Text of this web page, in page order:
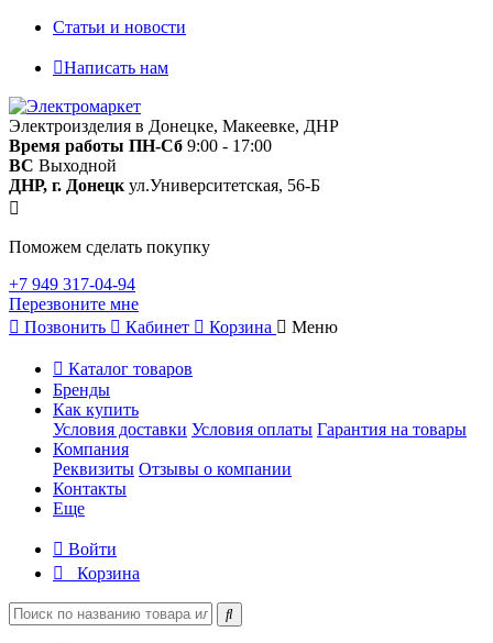
Статьи и новости
Написать нам
Электроизделия в Донецке, Макеевке, ДНР
Время работы ПН-Сб 9:00 - 17:00
ВС Выходной
ДНР, г. Донецк ул.Университетская, 56-Б
Поможем сделать покупку
+7 949 317-04-94
Перезвоните мне
Позвонить
Кабинет Корзина Меню
Каталог товаров
Бренды
Как купить
Условия доставки Условия оплаты Гарантия на товары
Компания
Реквизиты Отзывы о компании
Контакты
Еще
Войти
Корзина